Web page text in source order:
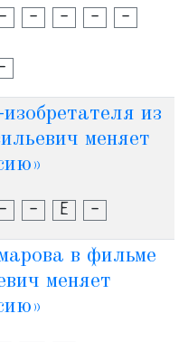
- - - - -
из
меняет
- - Е -
в фильме
меняет